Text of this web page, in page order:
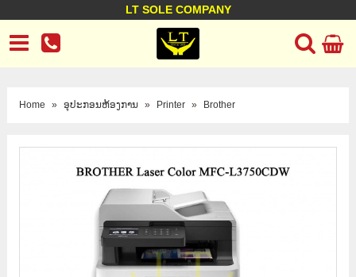
LT SOLE COMPANY
LT Company
Business policy Customer support
Home » ອຸປະກອນຫ້ອງການ » Printer » Brother